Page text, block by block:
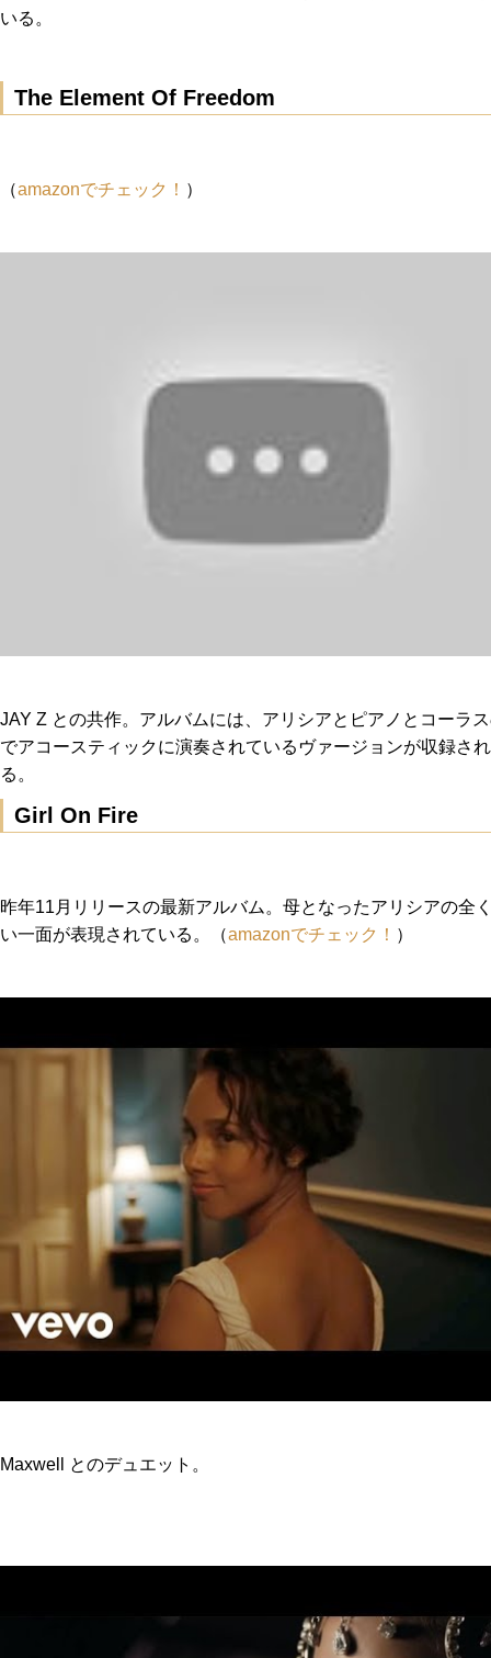
いる。
The Element Of Freedom
（amazonでチェック！ ）
JAY Z との共作。アルバムには、アリシアとピアノとコーラ
でアコースティックに演奏されているヴァージョンが収録さ
る。
Girl On Fire
昨年11月リリースの最新アルバム。母となったアリシアの全
い一面が表現されている。（amazonでチェック！ ）
Maxwell とのデュエット。